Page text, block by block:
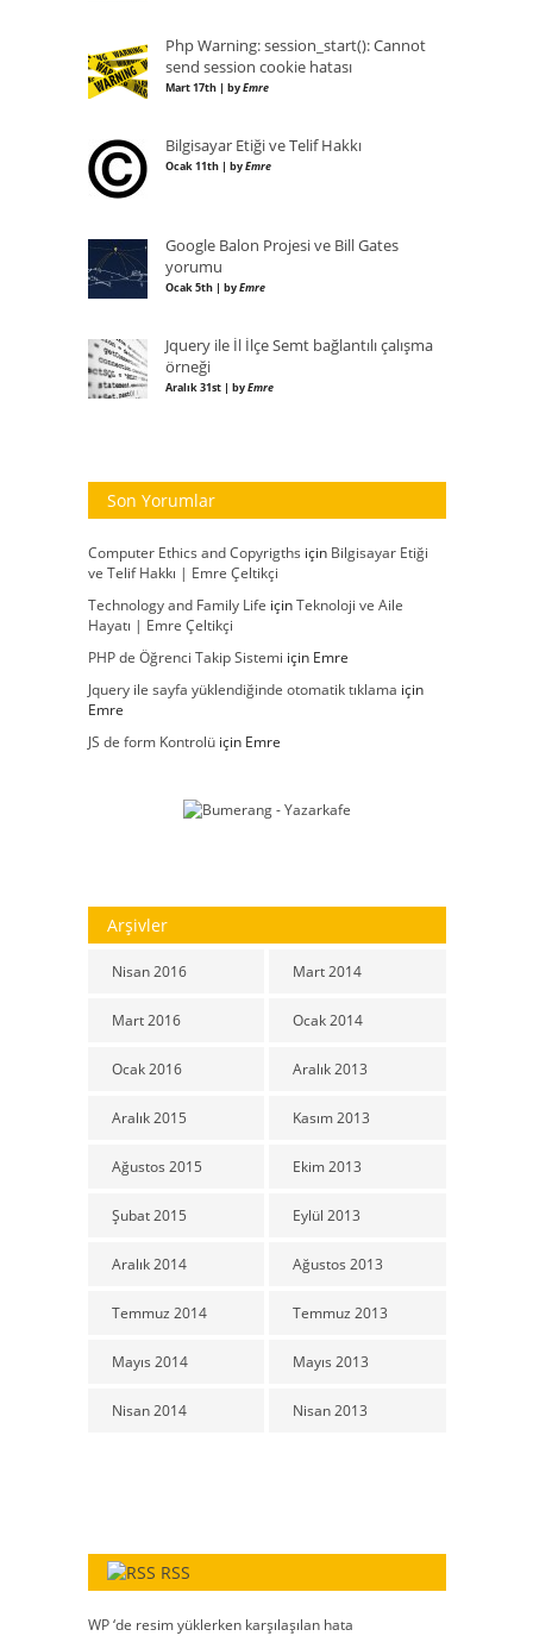
Php Warning: session_start(): Cannot
send session cookie hatası
Mart 17th | byEmre
Bilgisayar Etiği ve Telif Hakkı
Ocak 11th | byEmre
Google Balon Projesi ve Bill Gates
yorumu
Ocak 5th | byEmre
Jquery ile İl İlçe Semt bağlantılı çalışma
örneği
Aralık 31st | byEmre
Son Yorumlar
Computer Ethics and Copyrigths için Bilgisayar Etiği
ve Telif Hakkı | Emre Çeltikçi
Technology and Family Life içinTeknoloji ve Aile
Hayatı | Emre Çeltikçi
PHP de Öğrenci Takip Sistemi için Emre
Jquery ile sayfa yüklendiğinde otomatik tıklama için
Emre
JS de form Kontrolü için Emre
Arşivler
Nisan 2016
Mart 2016
Ocak 2016
Aralık 2015
Ağustos 2015
Şubat 2015
Aralık 2014
Temmuz 2014
Mayıs 2014
Nisan 2014
Mart 2014
Ocak 2014
Aralık 2013
Kasım 2013
Ekim 2013
Eylül 2013
Ağustos 2013
Temmuz 2013
Mayıs 2013
Nisan 2013
RSS
WP ‘de resim yüklerken karşılaşılan hata